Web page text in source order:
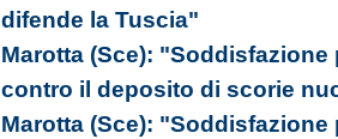
difende la Tuscia"
Marotta (Sce):
contro il deposito di scorie
Marotta (Sce):